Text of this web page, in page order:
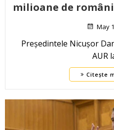
milioane de români
May
Președintele Nicușor
AUR
Citește